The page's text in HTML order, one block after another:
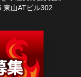
東山ATビル302